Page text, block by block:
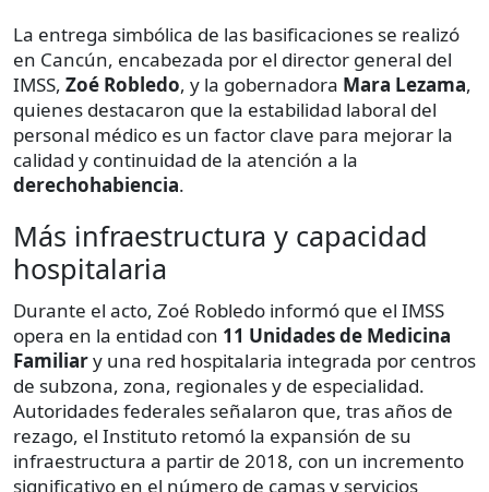
La entrega simbólica de las basificaciones se realizó
en Cancún, encabezada por el director general del
IMSS, Zoé Robledo, y la gobernadora Mara Lezama,
quienes destacaron que la estabilidad laboral del
personal médico es un factor clave para mejorar la
calidad y continuidad de la atención a la
derechohabiencia.
Más infraestructura y capacidad
hospitalaria
Durante el acto, Zoé Robledo informó que el IMSS
opera en la entidad con 11 Unidades de Medicina
Familiary una red hospitalaria integrada por centros
de subzona, zona, regionales y de especialidad.
Autoridades federales señalaron que, tras años de
rezago, el Instituto retomó la expansión de su
infraestructura a partir de 2018, con un incremento
significativo en el número de camas y servicios